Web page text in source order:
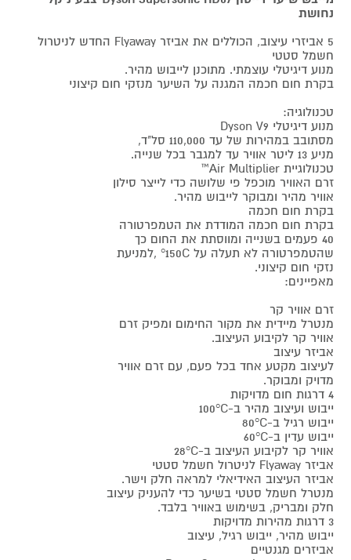
נחושת
5 אביזרי עיצוב, הכוללים את אביזר Flyaway החדש לניטרול
חשמל סטטי
מנוע דיגיטלי עוצמתי. מתוכנן לייבוש מהיר.
בקרת חום חכמה המגנה על השיער מנזקי חום קיצוני
טכנולוגיה:
מנוע דיגיטלי Dyson V9
מסתובב במהירות של עד 110,000 סל"ד,
מניע 13 ליטר אוויר עד למגבר בכל שנייה.
טכנולוגיית Air Multiplier™
זרם האוויר מוכפל פי שלושה כדי לייצר סילון
אוויר מהיר ומבוקר לייבוש מהיר.
בקרת חום חכמה
בקרת חום חכמה המודדת את הטמפרטורה
40 פעמים בשנייה ומווסתת את החום כך
שהטמפרטורה לא תעלה על 150C° ,למניעת
נזקי חום קיצוני.
מאפיינים:
זרם אוויר קר
מנטרל מיידית את מקור החימום ומפיק זרם
אוויר קר לקיבוע העיצוב.
אביזר עיצוב
לעיצוב מקטע אחד בכל פעם, עם זרם אוויר
מדויק ומבוקר.
4 דרגות חום מדויקות
ייבוש ועיצוב מהיר ב-C°‏100
ייבוש רגיל ב-C°‏80
ייבוש עדין ב-C°‏60
אוויר קר לקיבוע העיצוב ב-C°‏28
אביזר Flyaway לניטרול חשמל סטטי
אביזר העיצוב האידיאלי למראה חלק וישר.
מנטרל חשמל סטטי בשיער כדי להעניק עיצוב
חלק ומבריק, בשימוש באוויר בלבד.
3 דרגות מהירות מדויקות
ייבוש מהיר, ייבוש רגיל, עיצוב
אביזרים מגנטיים